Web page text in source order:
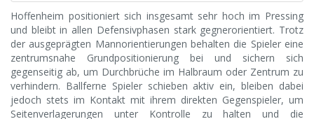
Hoffenheim positioniert sich insgesamt sehr hoch im Pressing
und bleibt in allen Defensivphasen stark gegnerorientiert. Trotz
der ausgeprägten Mannorientierungen behalten die Spieler eine
zentrumsnahe Grundpositionierung bei und sichern sich
gegenseitig ab, um Durchbrüche im Halbraum oder Zentrum zu
verhindern. Ballferne Spieler schieben aktiv ein, bleiben dabei
jedoch stets im Kontakt mit ihrem direkten Gegenspieler, um
Seitenverlagerungen unter Kontrolle zu halten und die